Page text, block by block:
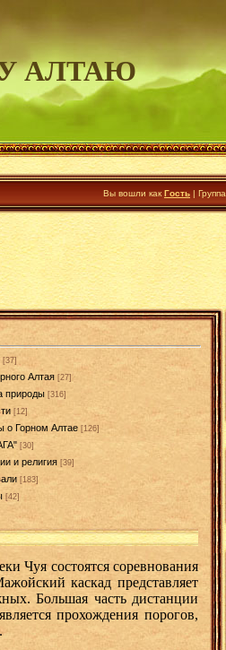
АЛТАЮ
Вы вошли как Гость | Группа
[37]
Алтая [27]
природы [316]
[12]
о Горном Алтае [126]
[30]
и религия [39]
[183]
[42]
Чуя состоятся соревнования
каскад представляет
Большая часть дистанции
прохождения порогов,